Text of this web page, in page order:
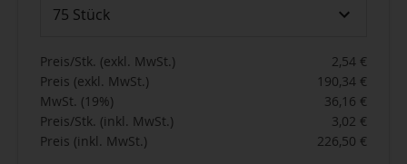
75 Stück
Preis/Stk. (exkl. MwSt.)
Preis (exkl. MwSt.)
MwSt. (19%)
Preis/Stk. (inkl. MwSt.)
Preis (inkl. MwSt.)
2,54 €
190,34 €
36,16 €
3,02 €
226,50 €